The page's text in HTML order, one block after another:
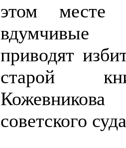
этом месте
вдумчивые
приводят
старой
советского